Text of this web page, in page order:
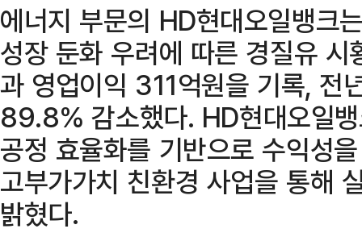
에너지 부문의 HD현대오일뱅크
성장 둔화 우려에 따른 경질유
과 영업이익 311억원을 기록,
89.8% 감소했다. HD현대오일
공정 효율화를 기반으로 수익성
고부가가치 친환경 사업을 통해
밝혔다.